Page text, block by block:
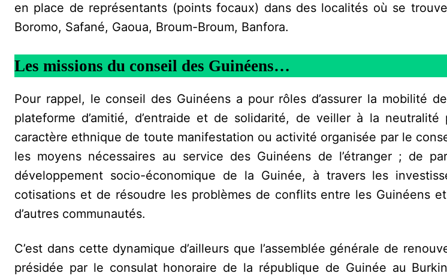
en place de représentants (points focaux) dans des localités où se
Boromo, Safané, Gaoua, Broum-Broum, Banfora.
Les missions du conseil des Guinéens…
Pour rappel, le conseil des Guinéens a pour rôles d’assurer la mobilité
plateforme d’amitié, d’entraide et de solidarité, de veiller à la
caractère ethnique de toute manifestation ou activité organisée par le
les moyens nécessaires au service des Guinéens de l’étranger ; de
développement socio-économique de la Guinée, à travers les
cotisations et de résoudre les problèmes de conflits entre les Guinéens
d’autres communautés.
C’est dans cette dynamique d’ailleurs que l’assemblée générale de
présidée par le consulat honoraire de la république de Guinée au